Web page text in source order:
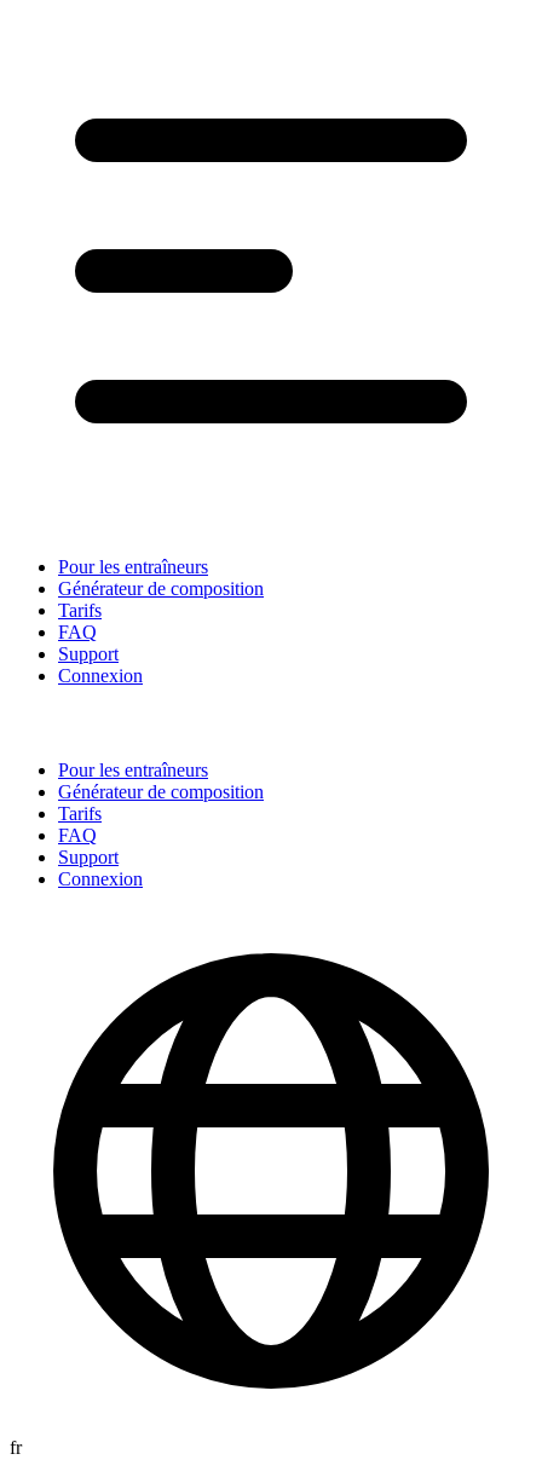
Pour les entraîneurs
Générateur de composition
Tarifs
FAQ
Support
Connexion
Pour les entraîneurs
Générateur de composition
Tarifs
FAQ
Support
Connexion
fr